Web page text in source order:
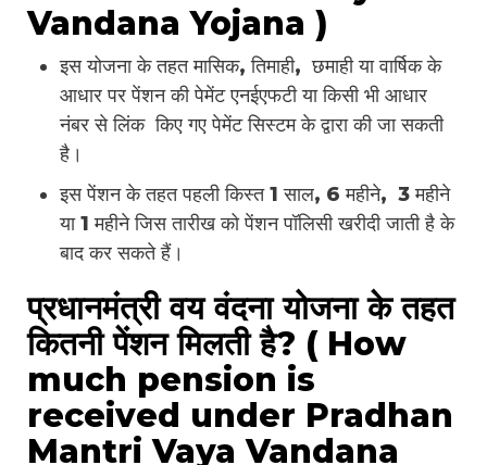
Vandana Yojana )
इस योजना के तहत मासिक, तिमाही, छमाही या वार्षिक के
आधार पर पेंशन की पेमेंट एनईएफटी या किसी भी आधार
नंबर से लिंक किए गए पेमेंट सिस्टम के द्वारा की जा सकती
है।
इस पेंशन के तहत पहली किस्त 1 साल, 6 महीने, 3 महीने
या 1 महीने जिस तारीख को पेंशन पॉलिसी खरीदी जाती है के
बाद कर सकते हैं।
प्रधानमंत्री वय वंदना योजना के तहत
कितनी पेंशन मिलती है? ( How
much pension is
received under Pradhan
Mantri Vaya Vandana